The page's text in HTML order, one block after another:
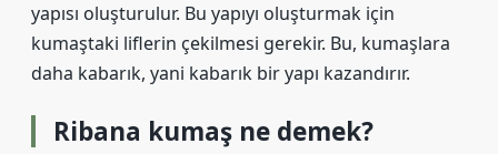
yapısı oluşturulur. Bu yapıyı oluşturmak için
kumaştaki liflerin çekilmesi gerekir. Bu, kumaşlara
daha kabarık, yani kabarık bir yapı kazandırır.
Ribana kumaş ne demek?